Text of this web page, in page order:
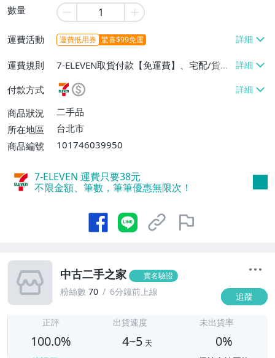
數量
運費活動 運費抵用券 驚喜$99免運
運費規則
7-ELEVEN取貨付款【免運費】、宅配/貨運
付款方式
商品狀況
二手品
所在地區
台北市
商品編號
101746039950
7-ELEVEN 運費只要38元
不限金額、筆數，筆筆優惠無限次！
中古二手之家 實名驗證
粉絲數 70 6分鐘前上線 追蹤
正評
100.0%
出貨速度
4~5 天
未出貨率
0%